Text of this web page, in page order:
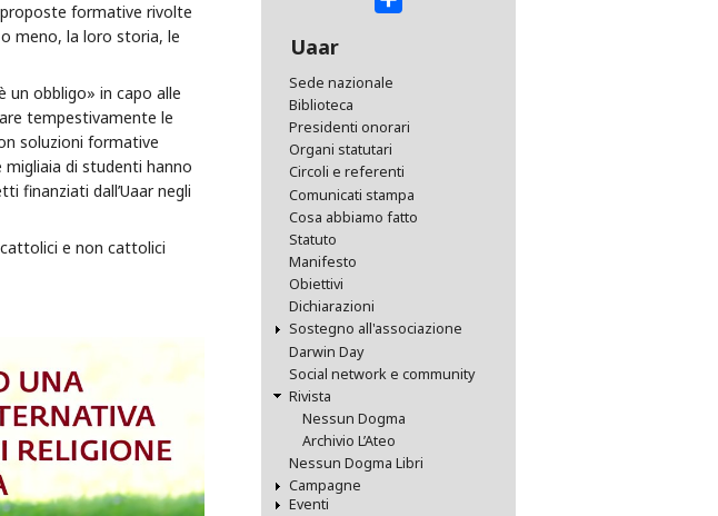
formative rivolte
meno, la loro storia, le
un obbligo» in capo alle
tempestivamente le
soluzioni formative
migliaia di studenti hanno
finanziati dall’Uaar negli
e non cattolici
Uaar
Sede nazionale
Biblioteca
Presidenti onorari
Organi statutari
Circoli e referenti
Comunicati stampa
Cosa abbiamo fatto
Statuto
Manifesto
Obiettivi
Dichiarazioni
Sostegno all'associazione
Darwin Day
Social network e community
Rivista
Nessun Dogma
Archivio L’Ateo
Nessun Dogma Libri
Campagne
Eventi